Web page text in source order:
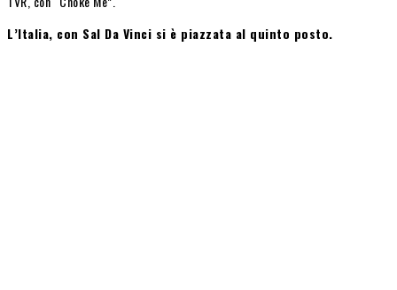
L’Italia, con Sal Da Vinci si è piazzata al quinto posto.